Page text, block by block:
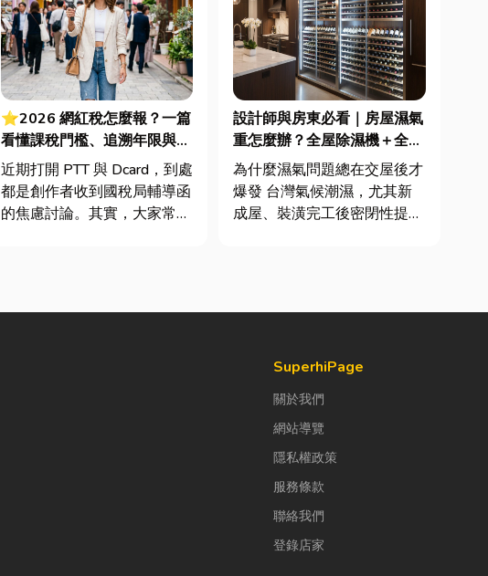
⭐2026 網紅稅怎麼報？一篇
看懂課稅門檻、追溯年限與合
法節稅，文末加碼會計/記帳
士推薦
近期打開 PTT 與 Dcard，到處
都是創作者收到國稅局輔導函
的焦慮討論。其實，大家常說
設計師與房東必看｜房屋濕氣
重怎麼辦？全屋除濕機＋全熱
交換器整合安裝|提升居住品
質與續租率
為什麼濕氣問題總在交屋後才
爆發 台灣氣候潮濕，尤其新
成屋、裝潢完工後密閉性提
SuperhiPage
關於我們
網站導覽
隱私權政策
服務條款
聯絡我們
登錄店家